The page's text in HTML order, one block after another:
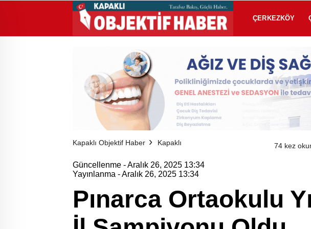
ÇERKEZKÖY
Kapaklı Objektif Haber Kapaklı 74 kez
Güncellenme - Aralık 26, 2025 13:34
Yayınlanma - Aralık 26, 2025 13:34
Pınarca Ortaokulu